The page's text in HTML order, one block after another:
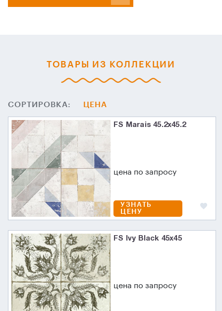
ТОВАРЫ ИЗ КОЛЛЕКЦИИ
СОРТИРОВКА: ЦЕНА
FS Marais 45.2х45.2
цена по запросу
УЗНАТЬ
ЦЕНУ
FS Ivy Black 45х45
цена по запросу